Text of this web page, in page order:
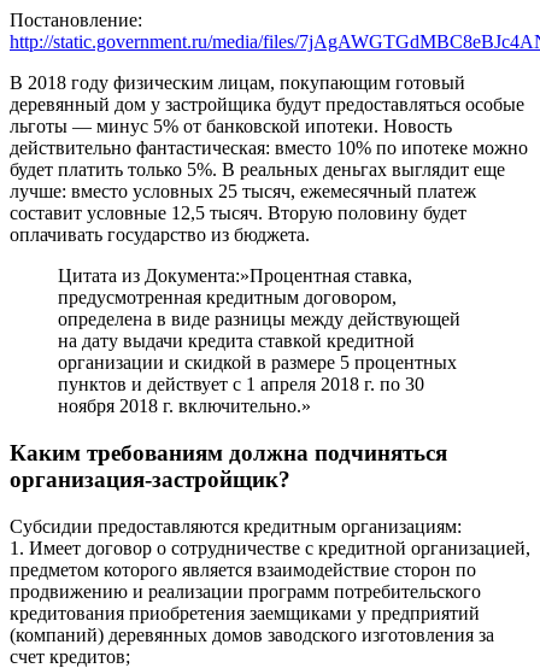
Постановление:
http://static.government.ru/media/files/
В 2018 году физическим лицам, покупающим готовый
деревянный дом у застройщика будут предоставляться особые
льготы — минус 5% от банковской ипотеки. Новость
действительно фантастическая: вместо 10% по ипотеке можно
будет платить только 5%. В реальных деньгах выглядит еще
лучше: вместо условных 25 тысяч, ежемесячный платеж
составит условные 12,5 тысяч. Вторую половину будет
оплачивать государство из бюджета.
Цитата из Документа:»Процентная ставка,
предусмотренная кредитным договором,
определена в виде разницы между действующей
на дату выдачи кредита ставкой кредитной
организации и скидкой в размере 5 процентных
пунктов и действует с 1 апреля 2018 г. по 30
ноября 2018 г. включительно.»
Каким требованиям должна подчиняться
организация-застройщик?
Субсидии предоставляются кредитным организациям:
1. Имеет договор о сотрудничестве с кредитной организацией,
предметом которого является взаимодействие сторон по
продвижению и реализации программ потребительского
кредитования приобретения заемщиками у предприятий
(компаний) деревянных домов заводского изготовления за
счет кредитов;